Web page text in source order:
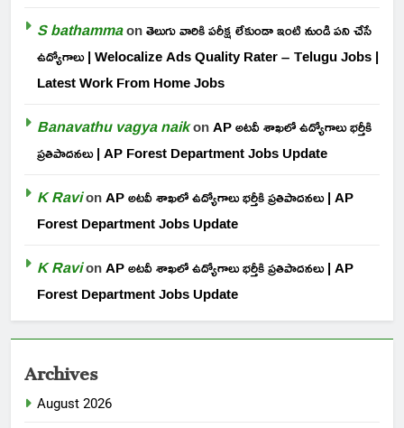
S bathammaonతెలుగు వారికి పరీక్ష లేకుండా ఇంటి నుండి పని చేసే
ఉద్యోగాలు | Welocalize Ads Quality Rater – Telugu Jobs |
Latest Work From Home Jobs
Banavathu vagya naikonAP అటవీ శాఖలో ఉద్యోగాలు భర్తీకి
ప్రతిపాదనలు | AP Forest Department Jobs Update
K RavionAP అటవీ శాఖలో ఉద్యోగాలు భర్తీకి ప్రతిపాదనలు | AP
Forest Department Jobs Update
K RavionAP అటవీ శాఖలో ఉద్యోగాలు భర్తీకి ప్రతిపాదనలు | AP
Forest Department Jobs Update
Archives
August 2026